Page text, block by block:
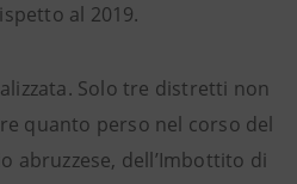
al 2019.
Solo tre distretti non
quanto perso nel corso del
abruzzese, dell’Imbottito di